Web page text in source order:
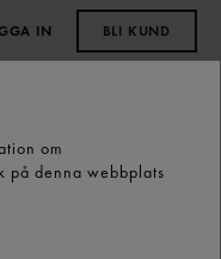
IN BLI KUND
om
på denna webbplats